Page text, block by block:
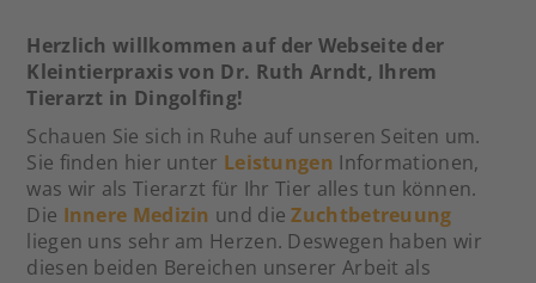
Herzlich willkommen auf der Webseite der
Kleintierpraxis von Dr. Ruth Arndt, Ihrem
Tierarzt in Dingolfing!
Schauen Sie sich in Ruhe auf unseren Seiten um.
Sie finden hier unter Leistungen Informationen,
was wir als Tierarzt für Ihr Tier alles tun können.
Die Innere Medizin und dieZuchtbetreuung
liegen uns sehr am Herzen. Deswegen haben wir
diesen beiden Bereichen unserer Arbeit als